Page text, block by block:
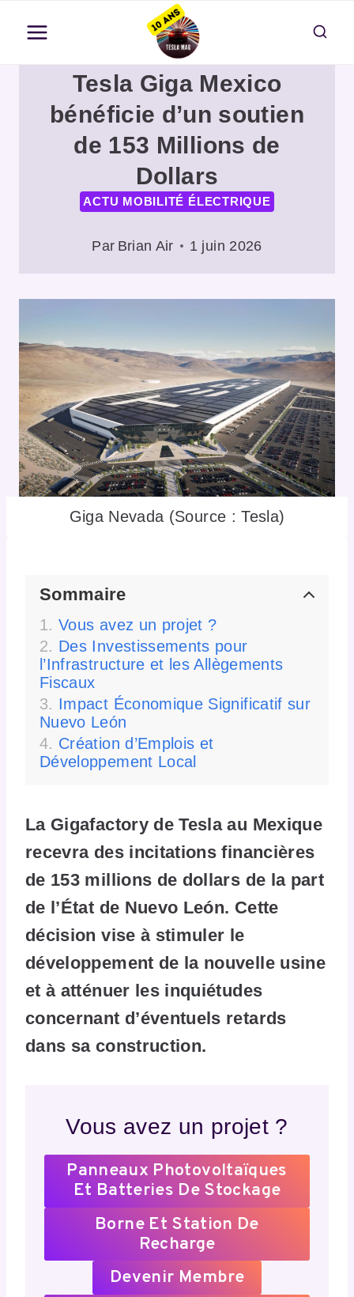
contenu
Tesla Giga Mexico
bénéficie d’un soutien
de 153 Millions de
Dollars
ACTU MOBILITÉ ÉLECTRIQUE
Par Brian Air 1 juin 2026
Giga Nevada (Source : Tesla)
Sommaire
Vous avez un projet ?
Des Investissements pour
l’Infrastructure et les Allègements
Fiscaux
Impact Économique Significatif sur
Nuevo León
Création d’Emplois et
Développement Local
La Gigafactory de Tesla au Mexique
recevra des incitations financières
de 153 millions de dollars de la part
de l’État de Nuevo León. Cette
décision vise à stimuler le
développement de la nouvelle usine
et à atténuer les inquiétudes
concernant d’éventuels retards
dans sa construction.
Vous avez un projet ?
Panneaux Photovoltaïques
Et Batteries De Stockage
Borne Et Station De
Recharge
Devenir Membre